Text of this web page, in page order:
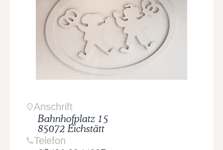
Anschrift
Bahnhofplatz 15
85072 Eichstätt
Telefon